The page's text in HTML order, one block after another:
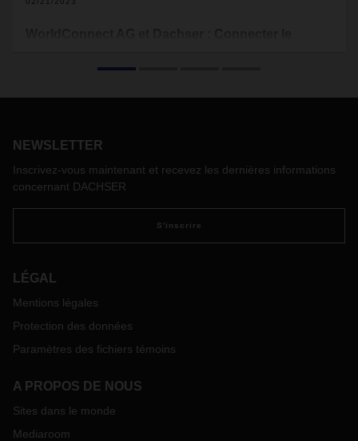
de recharger leurs appareils électriques dans le monde
WorldConnect AG, a amorcé la réorganisation de sa
NEWSLETTER
Inscrivez-vous maintenant et recevez les dernières informations
concernant DACHSER
S'inscrire
LÉGAL
Mentions légales
Protection des données
Paramètres des fichiers témoins
A PROPOS DE NOUS
Sites dans le monde
Mediaroom